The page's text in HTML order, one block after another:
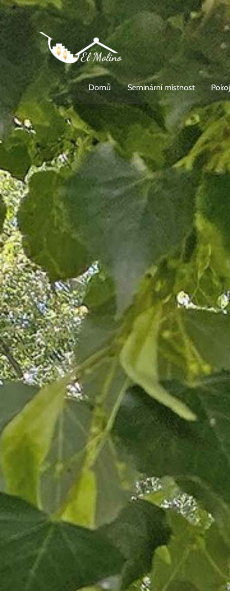
Přeskočit
na
obsah
Domů Seminární místnost